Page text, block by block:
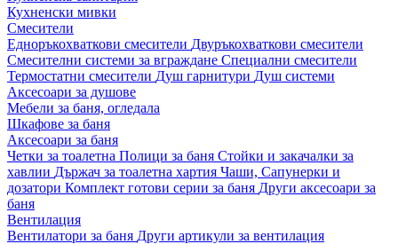
Кухненски мивки
Смесители
Едноръкохваткови смесители Двуръкохваткови смесители
Смесителни системи за вграждане Специални смесители
Термостатни смесители Душ гарнитури Душ системи
Аксесоари за душове
Мебели за баня, огледала
Шкафове за баня
Аксесоари за баня
Четки за тоалетна Полици за баня Стойки и закачалки за
хавлии Държач за тоалетна хартия Чаши, Сапунерки и
дозатори Комплект готови серии за баня Други аксесоари за
баня
Вентилация
Вентилатори за баня Други артикули за вентилация